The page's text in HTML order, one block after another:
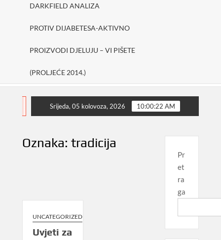
DARKFIELD ANALIZA
PROTIV DIJABETESA-AKTIVNO
PROIZVODI DJELUJU – VI PIŠETE
(PROLJEĆE 2014.)
FLASH
SHAKE ONE PURE Protiv
Srijeda, 05 kolovoza, 2026 10:00:22 AM
Oznaka: tradicija
UNCATEGORIZED
Uvjeti za
Pr
et
ra
ga